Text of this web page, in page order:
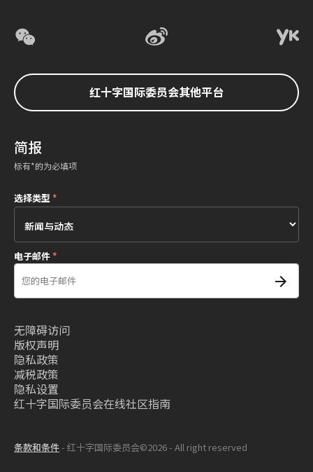
红十字国际委员会其他平台
简报
标有*的为必填项
选择类型*
电子邮件*
无障碍访问
版权声明
隐私政策
减税政策
隐私设置
红十字国际委员会在线社区指南
条款和条件- 红十字国际委员会©2026 - All right reserved